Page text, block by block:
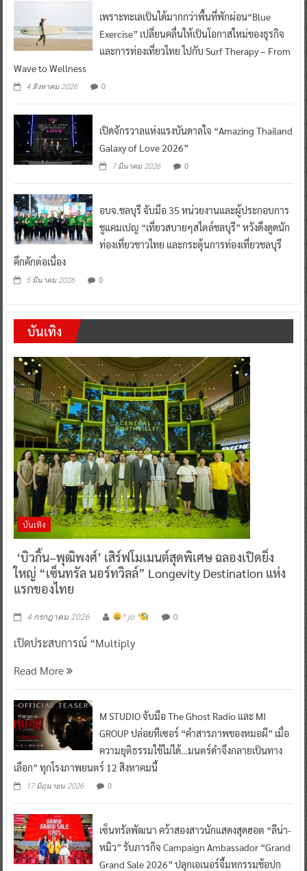
เพราะทะเลเป็นได้มากกว่าพื้นที่พักผ่อน“Blue
Exercise” เปลี่ยนคลื่นให้เป็นโอกาสใหม่ของธุรกิจ
และการท่องเที่ยวไทย ไปกับ Surf Therapy – From
Wave to Wellness
4 สิงหาคม 2026 0
เปิดจักรวาลแห่งแรงบันดาลใจ “Amazing Thailand
Galaxy of Love 2026”
7 มีนาคม 2026 0
อบจ.ชลบุรี จับมือ 35 หน่วยงานและผู้ประกอบการ
ชูแคมเปญ “เที่ยวสบายๆสไตล์ชลบุรี” หวังดึงดูดนัก
ท่องเที่ยวชาวไทย และกระตุ้นการท่องเที่ยวชลบุรี
คึกคักต่อเนื่อง
5 มีนาคม 2026 0
บันเทิง
บันเทิง
‘บิวกิ้น–พุฒิพงศ์’ เสิร์ฟโมเมนต์สุดพิเศษ ฉลองเปิดยิ่ง
ใหญ่ “เซ็นทรัล นอร์ทวิลล์” Longevity Destination แห่ง
แรกของไทย
4 กรกฎาคม 2026 ^ jo ^ 0
เปิดประสบการณ์ “Multiply
Read More
M STUDIO จับมือ The Ghost Radio และ MI
GROUP ปล่อยทีเซอร์ “คำสารภาพของหมอผี” เมื่อ
ความยุติธรรมใช้ไม่ได้…มนตร์ดำจึงกลายเป็นทาง
เลือก” ทุกโรงภาพยนตร์ 12 สิงหาคมนี้
17 มิถุนายน 2026 0
เซ็นทรัลพัฒนา คว้าสองสาวนักแสดงสุดฮอต “ลีน่า-
หมิว” รับภารกิจ Campaign Ambassador “Grand
Grand Sale 2026” ปลุกเอเนอร์จี้มหกรรมช้อปก